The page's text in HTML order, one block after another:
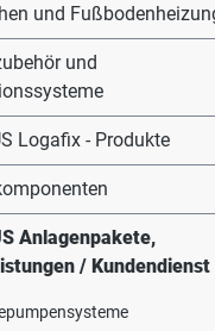
und
und
Logafix - Produkte
Anlagenpakete,
/ Kundendienst